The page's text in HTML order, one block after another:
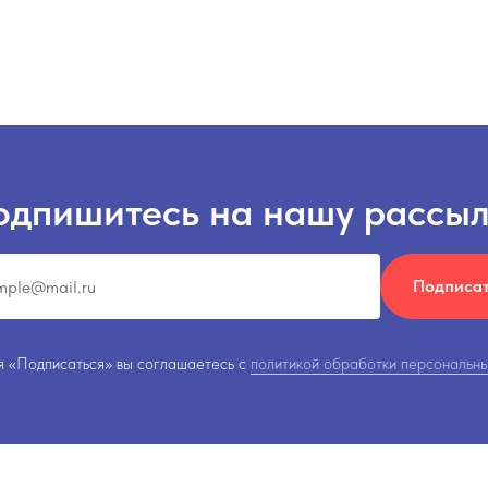
на нашу
вы соглашаетесь с политикой обработки